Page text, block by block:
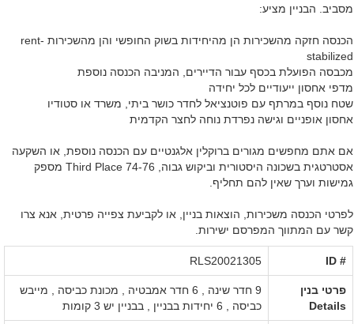
מסביב. הבניין מציע:
הכנסה חזקה מהשכירות הן מהיחידות בשוק החופשי והן מהשכירות rent-
stabilized
מכבסה הפועלת בכסף עבור הדיירים, המניבה הכנסה נוספת
מדפי אחסון ייעודיים לכל יחידה
שטח נוסף במרתף עם פוטנציאל לחדר כושר ביתי, משרד או סטודיו
אחסון אופניים וגישה נפרדת נוחה לחצר הקדמית
אם אתם מחפשים מגורים ברוקלין אלגנטיים עם הכנסה נוספת, או השקעה
אסטרטגית בשכונה היסטורית וביקוש גבוה, 74-76 Third Place מספק
גמישות וערך שאין להם תחליף.
לפרטי הכנסה משכירות, הוצאות בניין, או לקביעת צפייה פרטית, אנא צרו
קשר עם המתווך המפרסם ישירות.
ID #‎
RLS20021305
פרטי בנין
Details
9 חדר שינה , 6 חדר אמבטיה , מכונת כביסה
מייבש
כביסה
6 יחידות בבניין בבניין יש 3 קומות